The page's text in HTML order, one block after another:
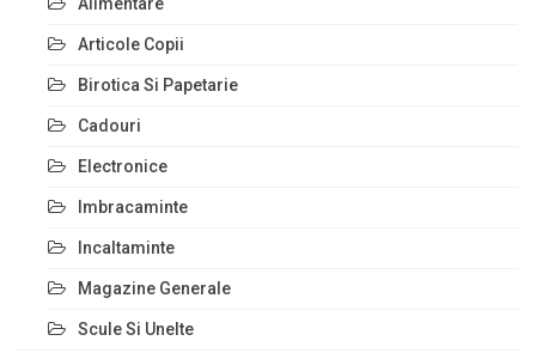
Articole Copii
Birotica Si Papetarie
Cadouri
Electronice
Imbracaminte
Incaltaminte
Magazine Generale
Scule Si Unelte